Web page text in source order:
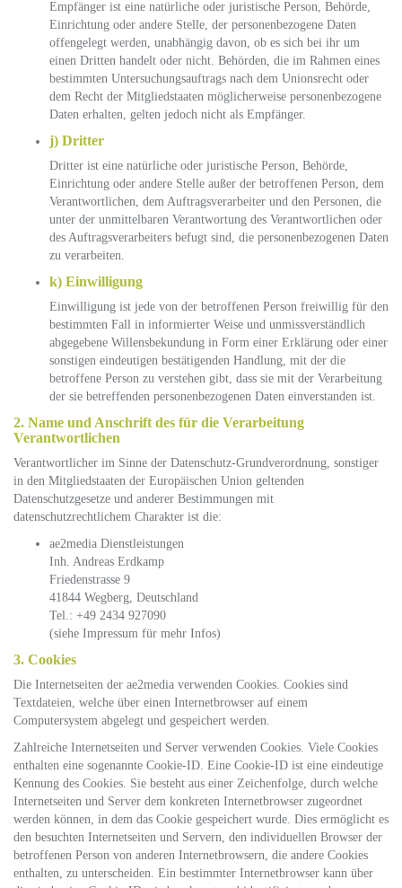
Empfänger ist eine natürliche oder juristische Person, Behörde,
Einrichtung oder andere Stelle, der personenbezogene Daten
offengelegt werden, unabhängig davon, ob es sich bei ihr um
einen Dritten handelt oder nicht. Behörden, die im Rahmen eines
bestimmten Untersuchungsauftrags nach dem Unionsrecht oder
dem Recht der Mitgliedstaaten möglicherweise personenbezogene
Daten erhalten, gelten jedoch nicht als Empfänger.
j) Dritter
Dritter ist eine natürliche oder juristische Person, Behörde,
Einrichtung oder andere Stelle außer der betroffenen Person, dem
Verantwortlichen, dem Auftragsverarbeiter und den Personen, die
unter der unmittelbaren Verantwortung des Verantwortlichen oder
des Auftragsverarbeiters befugt sind, die personenbezogenen Daten
zu verarbeiten.
k) Einwilligung
Einwilligung ist jede von der betroffenen Person freiwillig für den
bestimmten Fall in informierter Weise und unmissverständlich
abgegebene Willensbekundung in Form einer Erklärung oder einer
sonstigen eindeutigen bestätigenden Handlung, mit der die
betroffene Person zu verstehen gibt, dass sie mit der Verarbeitung
der sie betreffenden personenbezogenen Daten einverstanden ist.
2. Name und Anschrift des für die Verarbeitung
Verantwortlichen
Verantwortlicher im Sinne der Datenschutz-Grundverordnung, sonstiger
in den Mitgliedstaaten der Europäischen Union geltenden
Datenschutzgesetze und anderer Bestimmungen mit
datenschutzrechtlichem Charakter ist die:
ae2media Dienstleistungen
Inh. Andreas Erdkamp
Friedenstrasse 9
41844 Wegberg, Deutschland
Tel.: +49 2434 927090
(siehe Impressum für mehr Infos)
3. Cookies
Die Internetseiten der ae2media verwenden Cookies. Cookies sind
Textdateien, welche über einen Internetbrowser auf einem
Computersystem abgelegt und gespeichert werden.
Zahlreiche Internetseiten und Server verwenden Cookies. Viele Cookies
enthalten eine sogenannte Cookie-ID. Eine Cookie-ID ist eine eindeutige
Kennung des Cookies. Sie besteht aus einer Zeichenfolge, durch welche
Internetseiten und Server dem konkreten Internetbrowser zugeordnet
werden können, in dem das Cookie gespeichert wurde. Dies ermöglicht es
den besuchten Internetseiten und Servern, den individuellen Browser der
betroffenen Person von anderen Internetbrowsern, die andere Cookies
enthalten, zu unterscheiden. Ein bestimmter Internetbrowser kann über